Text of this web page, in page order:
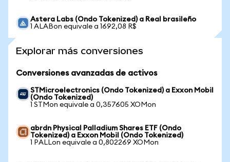
Astera Labs (Ondo Tokenized) a Real brasileño
1 ALABon equivale a 1692,08 R$
Explorar más conversiones
Conversiones avanzadas de activos
STMicroelectronics (Ondo Tokenized) a Exxon Mobil
(Ondo Tokenized)
1 STMon equivale a 0,357605 XOMon
abrdn Physical Palladium Shares ETF (Ondo
Tokenized) a Exxon Mobil (Ondo Tokenized)
1 PALLon equivale a 0,802269 XOMon